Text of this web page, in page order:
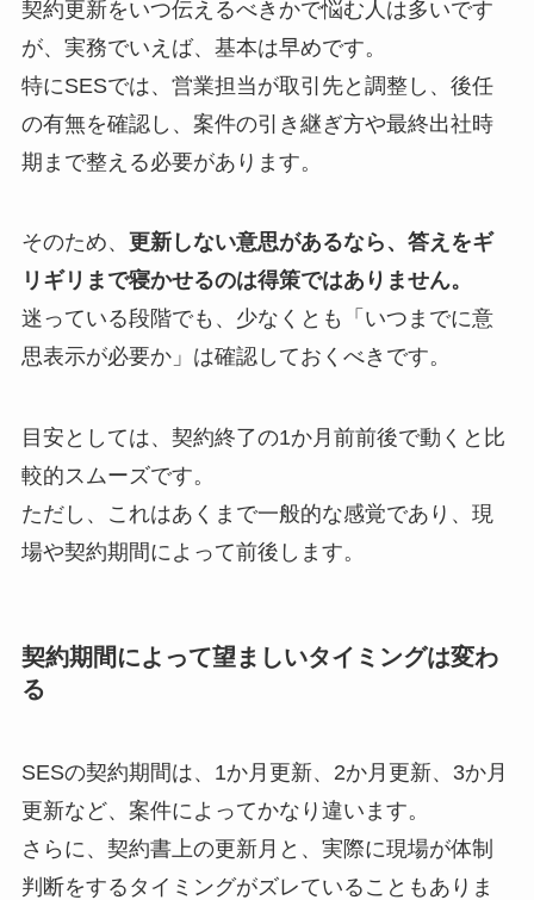
契約更新をいつ伝えるべきかで悩む人は多いです
が、実務でいえば、基本は早めです。
特にSESでは、営業担当が取引先と調整し、後任
の有無を確認し、案件の引き継ぎ方や最終出社時
期まで整える必要があります。
そのため、 更新しない意思があるなら、答えをギ
リギリまで寝かせるのは得策ではありません。
迷っている段階でも、少なくとも「いつまでに意
思表示が必要か」は確認しておくべきです。
目安としては、契約終了の1か月前前後で動くと比
較的スムーズです。
ただし、これはあくまで一般的な感覚であり、現
場や契約期間によって前後します。
契約期間によって望ましいタイミングは変わ
る
SESの契約期間は、1か月更新、2か月更新、3か月
更新など、案件によってかなり違います。
さらに、契約書上の更新月と、実際に現場が体制
判断をするタイミングがズレていることもありま